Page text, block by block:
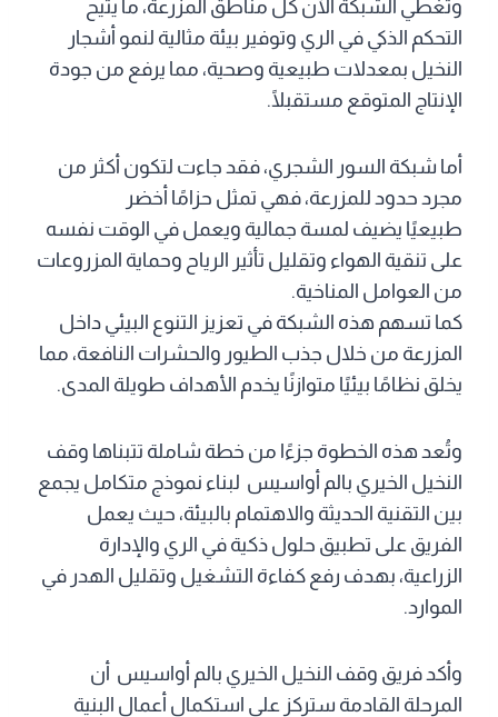
وتغطي الشبكة الآن كل مناطق المزرعة، ما يتيح
التحكم الذكي في الري وتوفير بيئة مثالية لنمو أشجار
النخيل بمعدلات طبيعية وصحية، مما يرفع من جودة
الإنتاج المتوقع مستقبلًا.
أما شبكة السور الشجري، فقد جاءت لتكون أكثر من
مجرد حدود للمزرعة، فهي تمثل حزامًا أخضر
طبيعيًا يضيف لمسة جمالية ويعمل في الوقت نفسه
على تنقية الهواء وتقليل تأثير الرياح وحماية المزروعات
من العوامل المناخية.
كما تسهم هذه الشبكة في تعزيز التنوع البيئي داخل
المزرعة من خلال جذب الطيور والحشرات النافعة، مما
يخلق نظامًا بيئيًا متوازنًا يخدم الأهداف طويلة المدى.
وتُعد هذه الخطوة جزءًا من خطة شاملة تتبناها وقف
النخيل الخيري بالم أواسيس لبناء نموذج متكامل يجمع
بين التقنية الحديثة والاهتمام بالبيئة، حيث يعمل
الفريق على تطبيق حلول ذكية في الري والإدارة
الزراعية، بهدف رفع كفاءة التشغيل وتقليل الهدر في
الموارد.
وأكد فريق وقف النخيل الخيري بالم أواسيس أن
المرحلة القادمة ستركز على استكمال أعمال البنية